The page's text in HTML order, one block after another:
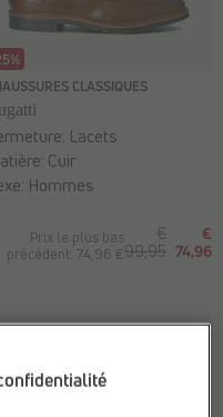
CLASSIQUES
Prix le plus bas
précédent: 74,96 €
€
99,95
€
74,96
Lacets
Cuir
Hommes